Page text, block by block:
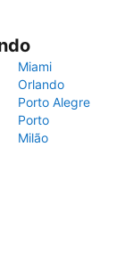
Miami
Orlando
Porto Alegre
Porto
Milão